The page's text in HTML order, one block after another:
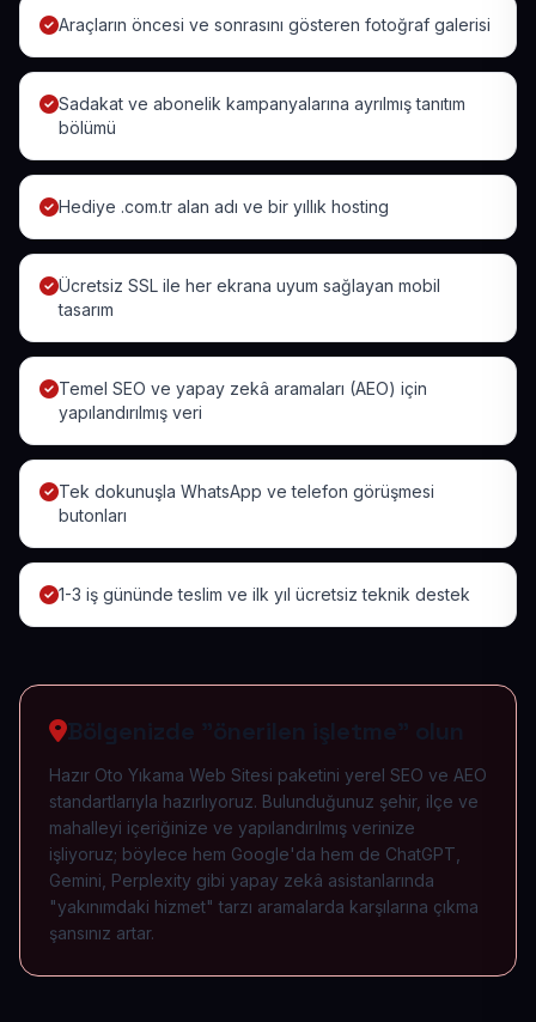
Araçların öncesi ve sonrasını gösteren fotoğraf galerisi
Sadakat ve abonelik kampanyalarına ayrılmış tanıtım
bölümü
Hediye .com.tr alan adı ve bir yıllık hosting
Ücretsiz SSL ile her ekrana uyum sağlayan mobil
tasarım
Temel SEO ve yapay zekâ aramaları (AEO) için
yapılandırılmış veri
Tek dokunuşla WhatsApp ve telefon görüşmesi
butonları
1-3 iş gününde teslim ve ilk yıl ücretsiz teknik destek
Bölgenizde "önerilen işletme" olun
Hazır Oto Yıkama Web Sitesi paketini yerel SEO ve AEO
standartlarıyla hazırlıyoruz. Bulunduğunuz şehir, ilçe ve
mahalleyi içeriğinize ve yapılandırılmış verinize
işliyoruz; böylece hem Google'da hem de ChatGPT,
Gemini, Perplexity gibi yapay zekâ asistanlarında
"yakınımdaki hizmet" tarzı aramalarda karşılarına çıkma
şansınız artar.